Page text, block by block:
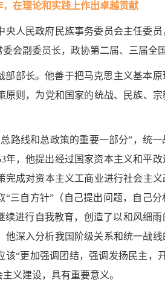
在理论和实践上作出卓越贡献
人民政府民族事务委员会主任委员
会副委员长，政协第二届、三届全
部长。他善于把马克思主义基本原
则，为党和国家的统战、民族、
路线和总政策的重要一部分”，统
，他提出经过国家资本主义和平
成对资本主义工商业进行社会主
三自方针”（自己提出问题，自己
进行自我教育，创造了以和风细
深入分析我国阶级关系和统一战
“更加强调团结，强调发扬民主，
义建设，具有重要意义。